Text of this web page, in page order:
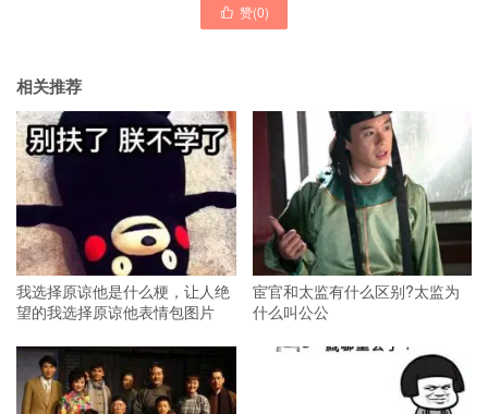
 赞(0)
相关推荐
我选择原谅他是什么梗，让人绝
望的我选择原谅他表情包图片
宦官和太监有什么区别?太监为
什么叫公公